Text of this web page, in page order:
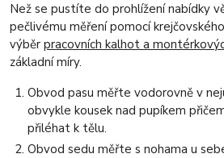
Než se pustíte do prohlížení nabídky
pečlivému měření pomocí
výběr pracovních kalhot a
základní míry.
Obvod pasu měřte vodorovně v
obvykle kousek nad pupíkem
přiléhat k tělu.
Obvod sedu měřte s nohama u